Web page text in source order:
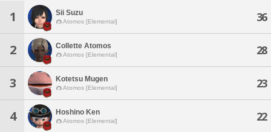
1 Sii Suzu
Atomos [Elemental] 36
2 Collette Atomos
Atomos [Elemental] 28
3 Kotetsu Mugen
Atomos [Elemental] 23
4 Hoshino Ken
Atomos [Elemental] 22